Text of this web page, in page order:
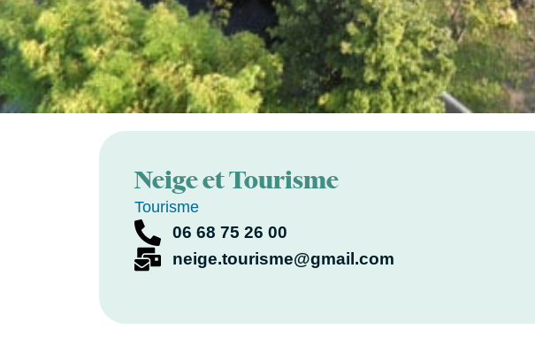
Neige et Tourisme
Tourisme
06 68 75 26 00
neige.tourisme@gmail.com